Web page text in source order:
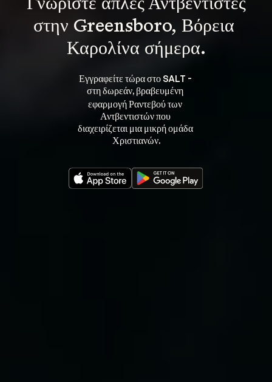
Γνωρίστε απλές Αντβεντιστές
στην Greensboro, Βόρεια
Καρολίνα σήμερα.
Εγγραφείτε τώρα στο SALT -
στη δωρεάν, βραβευμένη
εφαρμογή Ραντεβού των
Αντβεντιστών που
διαχειρίζεται μια μικρή ομάδα
Χριστιανών.